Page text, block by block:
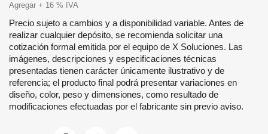
Agregar + 16 % IVA
Precio sujeto a cambios y a disponibilidad variable. Antes de
realizar cualquier depósito, se recomienda solicitar una
cotización formal emitida por el equipo de X Soluciones. Las
imágenes, descripciones y especificaciones técnicas
presentadas tienen carácter únicamente ilustrativo y de
referencia; el producto final podrá presentar variaciones en
diseño, color, peso y dimensiones, como resultado de
modificaciones efectuadas por el fabricante sin previo aviso.